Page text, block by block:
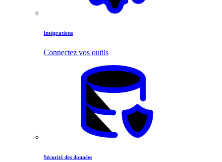
Intégrations
Connectez vos outils
Sécurité des données